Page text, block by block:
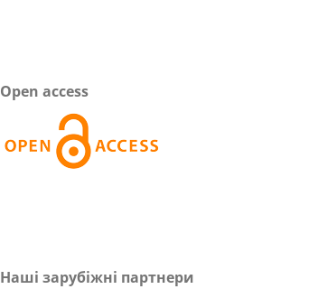
Open access
Наші зарубіжні партнери